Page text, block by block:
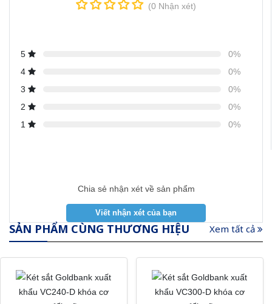
(0 Nhận xét)
5
0%
4
0%
3
0%
2
0%
1
0%
Chia sẻ nhận xét về sản phẩm
SẢN PHẨM CÙNG THƯƠNG HIỆU Xem tất cả